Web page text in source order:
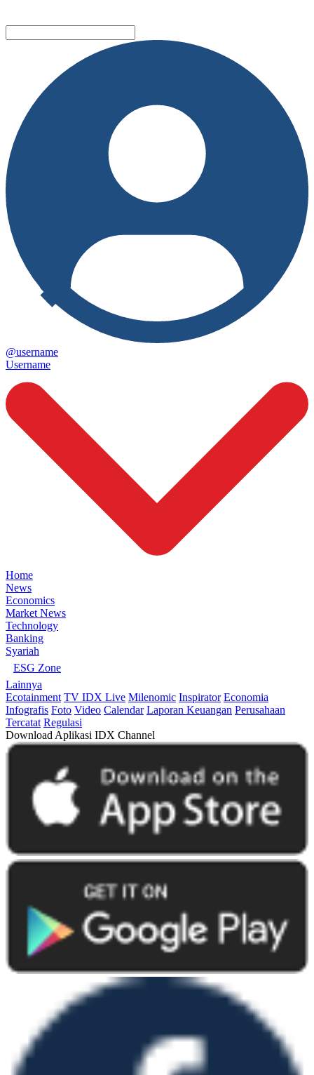
@username
Username
Home
News
Economics
Market News
Technology
Banking
Syariah
ESG Zone
Lainnya
Ecotainment TV IDX Live Milenomic Inspirator Economia
Infografis Foto Video Calendar Laporan Keuangan Perusahaan
Tercatat Regulasi
Download Aplikasi IDX Channel